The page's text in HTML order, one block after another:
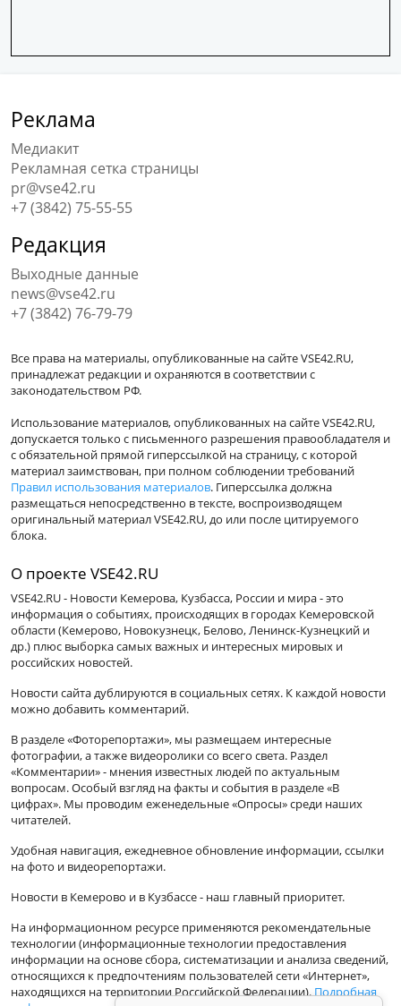
Реклама
Медиакит
Рекламная сетка страницы
pr@vse42.ru
+7 (3842) 75-55-55
Редакция
Выходные данные
news@vse42.ru
+7 (3842) 76-79-79
Все права на материалы, опубликованные на сайте VSE42.RU,
принадлежат редакции и охраняются в соответствии с
законодательством РФ.
Использование материалов, опубликованных на сайте VSE42.RU,
допускается только с письменного разрешения правообладателя и
с обязательной прямой гиперссылкой на страницу, с которой
материал заимствован, при полном соблюдении требований
Правил использования материалов. Гиперссылка должна
размещаться непосредственно в тексте, воспроизводящем
оригинальный материал VSE42.RU, до или после цитируемого
блока.
О проекте VSE42.RU
VSE42.RU - Новости Кемерова, Кузбасса, России и мира - это
информация о событиях, происходящих в городах Кемеровской
области (Кемерово, Новокузнецк, Белово, Ленинск-Кузнецкий и
др.) плюс выборка самых важных и интересных мировых и
российских новостей.
Новости сайта дублируются в социальных сетях. К каждой новости
можно добавить комментарий.
В разделе «Фоторепортажи», мы размещаем интересные
фотографии, а также видеоролики со всего света. Раздел
«Комментарии» - мнения известных людей по актуальным
вопросам. Особый взгляд на факты и события в разделе «В
цифрах». Мы проводим еженедельные «Опросы» среди наших
читателей.
Удобная навигация, ежедневное обновление информации, ссылки
на фото и видеорепортажи.
Новости в Кемерово и в Кузбассе - наш главный приоритет.
На информационном ресурсе применяются рекомендательные
технологии (информационные технологии предоставления
информации на основе сбора, систематизации и анализа сведений,
относящихся к предпочтениям пользователей сети «Интернет»,
находящихся на территории Российской Федерации).Подробная